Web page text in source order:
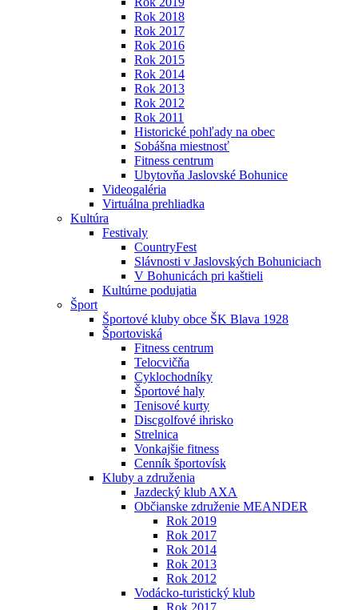
Rok 2018
Rok 2017
Rok 2016
Rok 2015
Rok 2014
Rok 2013
Rok 2012
Rok 2011
Historické pohľady na obec
Sobášna miestnosť
Fitness centrum
Ubytovňa Jaslovské Bohunice
Videogaléria
Virtuálna prehliadka
Kultúra
Festivaly
CountryFest
Slávnosti v Jaslovských Bohuniciach
V Bohunicách pri kaštieli
Kultúrne podujatia
Šport
Športové kluby obce ŠK Blava 1928
Športoviská
Fitness centrum
Telocvičňa
Cyklochodníky
Športové haly
Tenisové kurty
Discgolfové ihrisko
Strelnica
Vonkajšie fitness
Cenník športovísk
Kluby a združenia
Jazdecký klub AXA
Občianske združenie MEANDER
Rok 2019
Rok 2017
Rok 2014
Rok 2013
Rok 2012
Vodácko-turistický klub
Rok 2017